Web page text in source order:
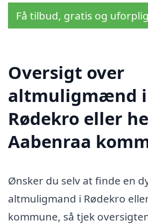
Få tilbud, gratis og
Oversigt over
altmuligmænd i
Rødekro eller
Aabenraa
Ønsker du selv at finde en
altmuligmand i Rødekro
kommune, så tjek